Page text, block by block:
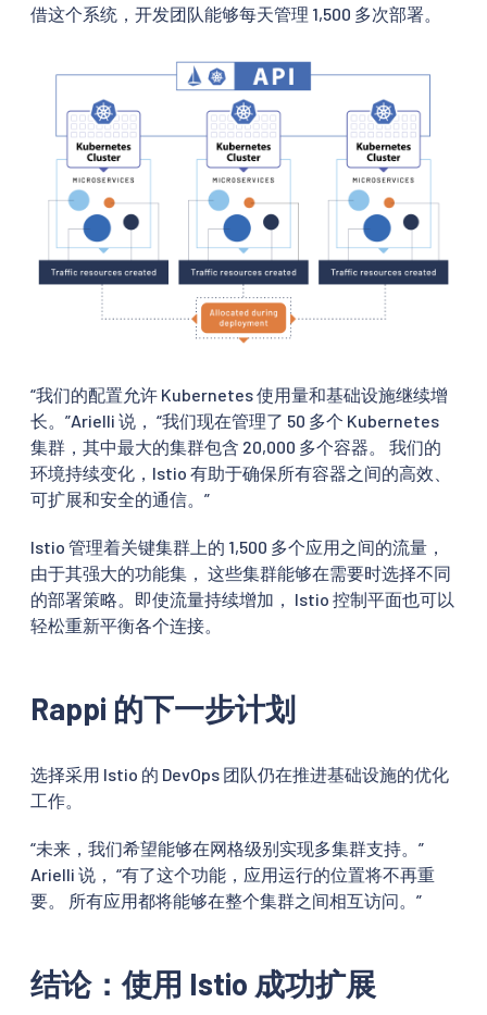
借这个系统，开发团队能够每天管理 1,500 多次部署。
“我们的配置允许 Kubernetes 使用量和基础设施继续增
长。”Arielli 说， “我们现在管理了 50 多个 Kubernetes
集群，其中最大的集群包含 20,000 多个容器。 我们的
环境持续变化，Istio 有助于确保所有容器之间的高效、
可扩展和安全的通信。”
Istio 管理着关键集群上的 1,500 多个应用之间的流量，
由于其强大的功能集， 这些集群能够在需要时选择不同
的部署策略。即使流量持续增加， Istio 控制平面也可以
轻松重新平衡各个连接。
Rappi 的下一步计划
选择采用 Istio 的 DevOps 团队仍在推进基础设施的优化
工作。
“未来，我们希望能够在网格级别实现多集群支持。”
Arielli 说， “有了这个功能，应用运行的位置将不再重
要。 所有应用都将能够在整个集群之间相互访问。”
结论：使用 Istio 成功扩展